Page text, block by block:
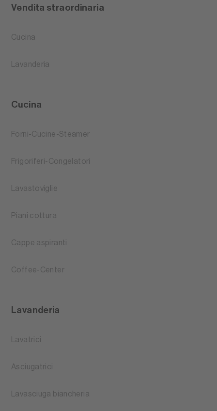
Vendita straordinaria
Cucina
Lavanderia
Cucina
Forni-Cucine-Steamer
Frigoriferi-Congelatori
Lavastoviglie
Piani cottura
Cappe aspiranti
Coffee-Center
Lavanderia
Lavatrici
Asciugatrici
Lavasciuga biancheria